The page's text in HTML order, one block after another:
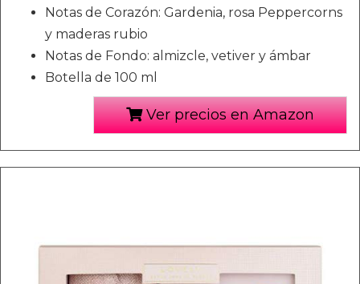
Notas de Corazón: Gardenia, rosa Peppercorns
y maderas rubio
Notas de Fondo: almizcle, vetiver y ámbar
Botella de 100 ml
Ver precios en Amazon